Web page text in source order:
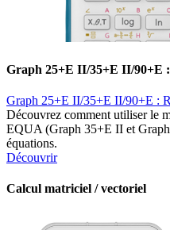
Graph 25+E II/35+E II/90+E :
Graph 25+E II/35+E II/90+E :
Découvrez comment utiliser le
EQUA (Graph 35+E II et
équations.
Découvrir
Calcul matriciel / vectoriel